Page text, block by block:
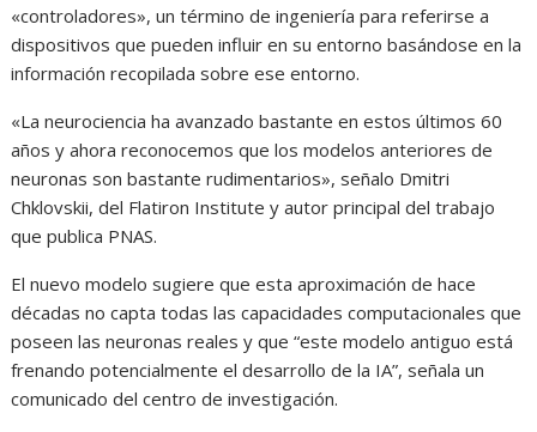
«controladores», un término de ingeniería para referirse a
dispositivos que pueden influir en su entorno basándose en la
información recopilada sobre ese entorno.
«La neurociencia ha avanzado bastante en estos últimos 60
años y ahora reconocemos que los modelos anteriores de
neuronas son bastante rudimentarios», señalo Dmitri
Chklovskii, del Flatiron Institute y autor principal del trabajo
que publica PNAS.
El nuevo modelo sugiere que esta aproximación de hace
décadas no capta todas las capacidades computacionales que
poseen las neuronas reales y que “este modelo antiguo está
frenando potencialmente el desarrollo de la IA”, señala un
comunicado del centro de investigación.